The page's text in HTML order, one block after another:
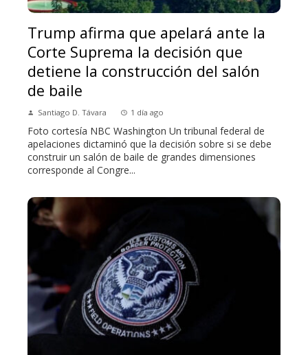
Trump afirma que apelará ante la
Corte Suprema la decisión que
detiene la construcción del salón
de baile
Santiago D. Távara 1 día ago
Foto cortesía NBC Washington Un tribunal federal de
apelaciones dictaminó que la decisión sobre si se debe
construir un salón de baile de grandes dimensiones
corresponde al Congre...